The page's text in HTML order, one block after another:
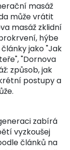
masáž
může vrátit
masáž zklidní
hýbe
jako "Jak
"Dornova
způsob, jak
postupy a
zabírá
vyzkoušej
článků na